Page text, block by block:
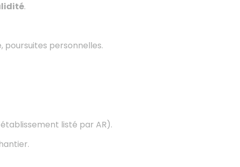
.
poursuites personnelles.
listé par AR).